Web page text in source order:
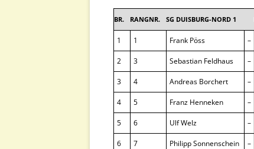
BR. RANGNR. SG DUISBURG-NORD 1
1 1 Frank Pöss –
2 3 Sebastian Feldhaus –
3 4 Andreas Borchert –
4 5 Franz Henneken –
5 6 Ulf Welz –
6 7 Philipp Sonnenschein –